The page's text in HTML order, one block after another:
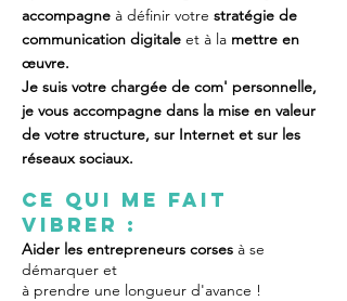
accompagne à définir votre stratégie de
communication digitale et à la mettre en
œuvre.
Je suis votre chargée de com' personnelle,
je vous accompagne dans la mise en valeur
de votre structure, sur Internet et sur les
réseaux sociaux.
Ce qui me fait
vibrer :
Aider les entrepreneurs corses à se
démarquer et
à prendre une longueur d'avance !